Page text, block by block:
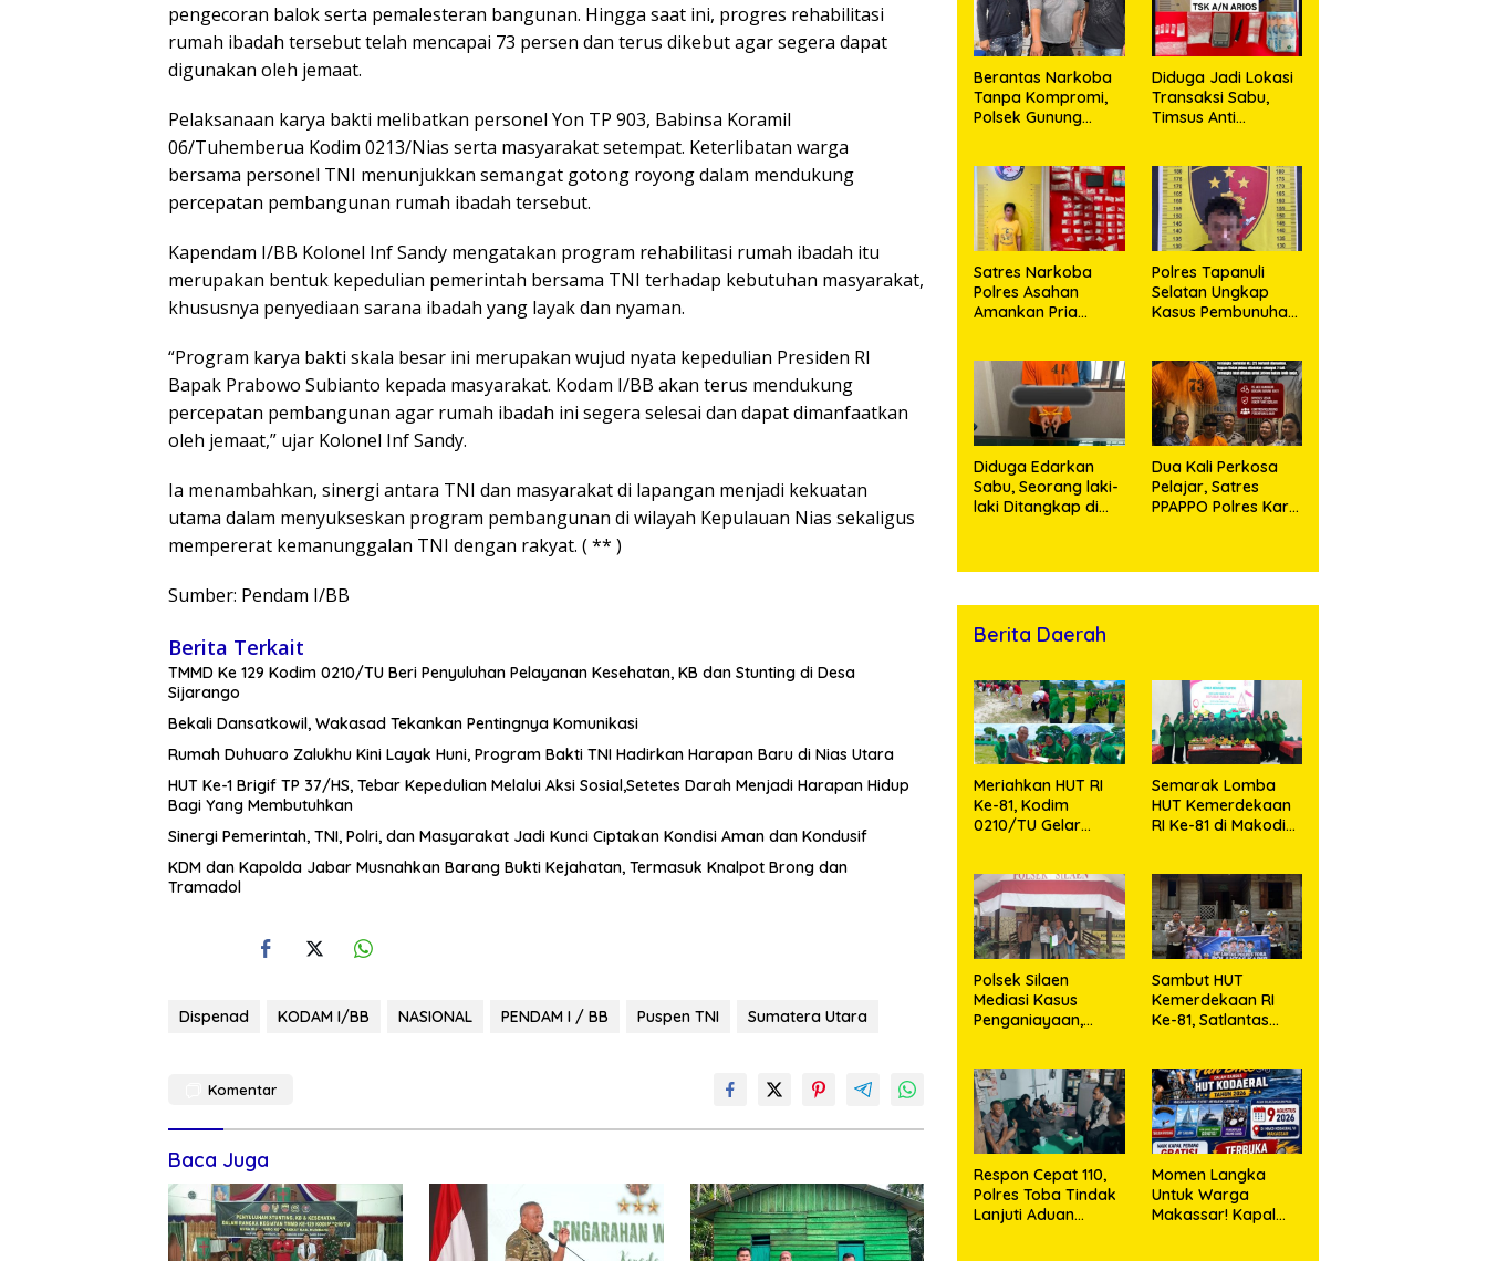
pengecoran balok serta pemalesteran bangunan. Hingga saat ini, progres rehabilitasi
rumah ibadah tersebut telah mencapai 73 persen dan terus dikebut agar segera dapat
digunakan oleh jemaat.
Pelaksanaan karya bakti melibatkan personel Yon TP 903, Babinsa Koramil
06/Tuhemberua Kodim 0213/Nias serta masyarakat setempat. Keterlibatan warga
bersama personel TNI menunjukkan semangat gotong royong dalam mendukung
percepatan pembangunan rumah ibadah tersebut.
Kapendam I/BB Kolonel Inf Sandy mengatakan program rehabilitasi rumah ibadah itu
merupakan bentuk kepedulian pemerintah bersama TNI terhadap kebutuhan masyarakat,
khususnya penyediaan sarana ibadah yang layak dan nyaman.
“Program karya bakti skala besar ini merupakan wujud nyata kepedulian Presiden RI
Bapak Prabowo Subianto kepada masyarakat. Kodam I/BB akan terus mendukung
percepatan pembangunan agar rumah ibadah ini segera selesai dan dapat dimanfaatkan
oleh jemaat,” ujar Kolonel Inf Sandy.
Ia menambahkan, sinergi antara TNI dan masyarakat di lapangan menjadi kekuatan
utama dalam menyukseskan program pembangunan di wilayah Kepulauan Nias sekaligus
mempererat kemanunggalan TNI dengan rakyat. ( ** )
Sumber: Pendam I/BB
Berita Terkait
TMMD Ke 129 Kodim 0210/TU Beri Penyuluhan Pelayanan Kesehatan, KB dan Stunting di Desa
Sijarango
Bekali Dansatkowil, Wakasad Tekankan Pentingnya Komunikasi
Rumah Duhuaro Zalukhu Kini Layak Huni, Program Bakti TNI Hadirkan Harapan Baru di Nias Utara
HUT Ke-1 Brigif TP 37/HS, Tebar Kepedulian Melalui Aksi Sosial,Setetes Darah Menjadi Harapan Hidup
Bagi Yang Membutuhkan
Sinergi Pemerintah, TNI, Polri, dan Masyarakat Jadi Kunci Ciptakan Kondisi Aman dan Kondusif
KDM dan Kapolda Jabar Musnahkan Barang Bukti Kejahatan, Termasuk Knalpot Brong dan
Tramadol
Dispenad KODAM I/BB NASIONAL PENDAM I / BB Puspen TNI Sumatera Utara
Komentar
Baca Juga
Berantas Narkoba
Tanpa Kompromi,
Polsek Gunung
Nagori Karangsari
Diduga Jadi Lokasi
Transaksi Sabu,
Timsus Anti
Seorang Pria
dengan Barang
Bukti 63,67 Gram
Sabu
Satres Narkoba
Polres Asahan
Amankan Pria
Bukti
Polres Tapanuli
Selatan Ungkap
Kasus Pembunuhan
Anak, Pelaku
Ditangkap
Diduga Edarkan
Sabu, Seorang laki-
laki Ditangkap di
Klip
Dua Kali Perkosa
Pelajar, Satres
PPAPPO Polres Karo
Berita Daerah
Meriahkan HUT RI
Ke-81, Kodim
0210/TU Gelar
Semarak Lomba
HUT Kemerdekaan
RI Ke-81 di Makodim
Polsek Silaen
Mediasi Kasus
Penganiayaan,
Sambut HUT
Kemerdekaan RI
Ke-81, Satlantas
Warga Kurang
Mampu
Respon Cepat 110,
Polres Toba Tindak
Lanjuti Aduan
Momen Langka
Untuk Warga
Makassar! Kapal